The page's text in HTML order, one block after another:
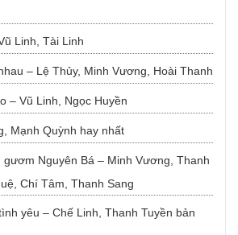
Linh, Tài Linh
– Lệ Thủy, Minh Vương, Hoài Thanh
– Vũ Linh, Ngọc Huyền
Mạnh Quỳnh hay nhất
Nguyên Bá – Minh Vương, Thanh
Chí Tâm, Thanh Sang
yêu – Chế Linh, Thanh Tuyền bản